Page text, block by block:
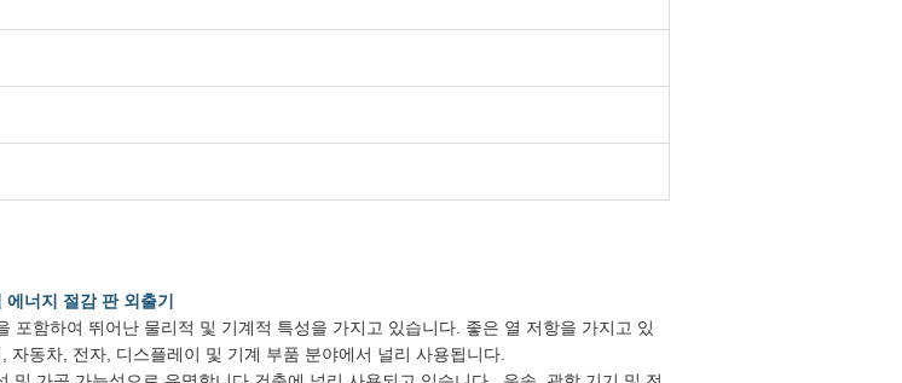
너지 절감 판 외출기
포함하여 뛰어난 물리적 및 기계적 특성을 가지고 있습니다. 좋은 열 저항을 가지고 있
동차, 전자, 디스플레이 및 기계 부품 분야에서 널리 사용됩니다.